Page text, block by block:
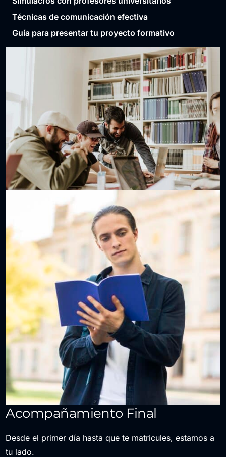
Técnicas de comunicación efectiva
Guía para presentar tu proyecto formativo
Acompañamiento Final
Desde el primer día hasta que te matricules, estamos a
tu lado.